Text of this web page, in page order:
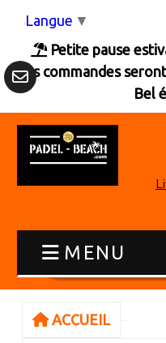
 Petite pause
Les commandes
Bel
MENU
ACCUEIL
Langue ▼